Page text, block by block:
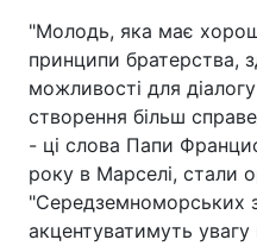
"Молодь, яка має
принципи братерства,
можливості для
створення більш
- ці слова Папи
року в Марселі, стали
"Середземноморських
акцентуватимуть